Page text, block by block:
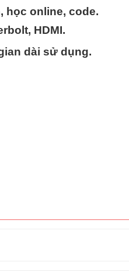
học online, code.
HDMI.
dài sử dụng.